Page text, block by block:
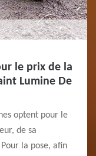
le prix de la
Lumine De
optent pour le
de sa
la pose, afin